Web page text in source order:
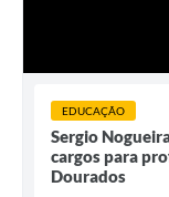
EDUCAÇÃO
Sergio
cargos para
Dourados